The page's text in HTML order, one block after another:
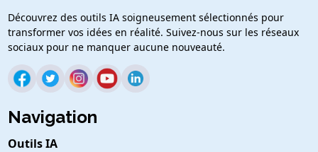
Découvrez des outils IA soigneusement sélectionnés pour
transformer vos idées en réalité. Suivez-nous sur les réseaux
sociaux pour ne manquer aucune nouveauté.
Navigation
Outils IA